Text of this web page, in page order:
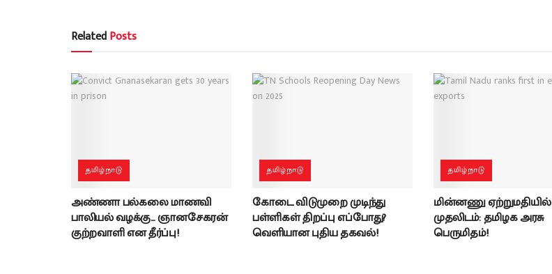
RelatedPosts
தமிழ்நாடு
அண்ணா பல்கலை மாணவி
பாலியல் வழக்கு… ஞானசேகரன்
குற்றவாளி என தீர்ப்பு!
தமிழ்நாடு
கோடை விடுமுறை முடிந்து
பள்ளிகள் திறப்பு எப்போது?
வெளியான புதிய தகவல்!
தமிழ்நாடு
மின்னணு ஏற்றுமதியில்
முதலிடம்: தமிழக அரசு
பெருமிதம்!